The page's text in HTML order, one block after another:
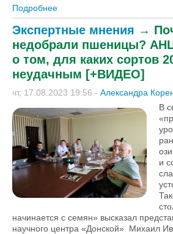
Подробнее
урожайности сортов
сезоне 2022/23 [+ВИДЕО]
Экспертные мнения →
недобрали пшеницы?
о том, для каких сортов
неудачным [+ВИДЕО]
чт, 17.08.2023 19:56 - Александра
В
и
начинается с семян» высказал
научного центра «Донской» Михаил